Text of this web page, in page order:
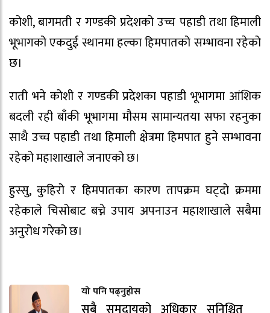
कोशी, बागमती र गण्डकी प्रदेशको उच्च पहाडी तथा हिमाली
भूभागको एकदुई स्थानमा हल्का हिमपातको सम्भावना रहेको
छ।
राती भने कोशी र गण्डकी प्रदेशका पहाडी भूभागमा आंशिक
बदली रही बाँकी भूभागमा मौसम सामान्यतया सफा रहनुका
साथै उच्च पहाडी तथा हिमाली क्षेत्रमा हिमपात हुने सम्भावना
रहेको महाशाखाले जनाएको छ।
हुस्सु, कुहिरो र हिमपातका कारण तापक्रम घट्दो क्रममा
रहेकाले चिसोबाट बच्ने उपाय अपनाउन महाशाखाले सबैमा
अनुरोध गरेको छ।
यो पनि पढ्नुहोस